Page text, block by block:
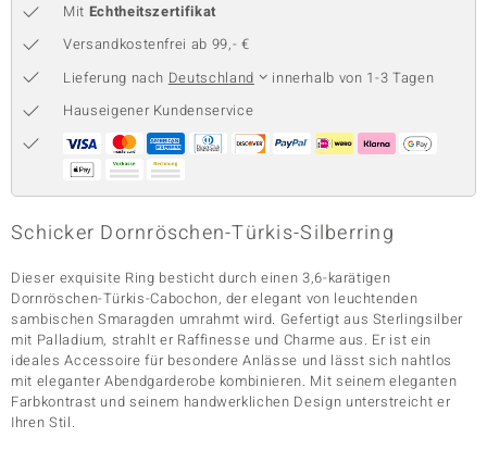
Collection
Classics
Mit Echtheitszertifikat
Versandkostenfrei ab 99,- €
Lieferung nach Deutschland
innerhalb von 1-3 Tagen
Hauseigener Kundenservice
Schicker Dornröschen-Türkis-Silberring
Dieser exquisite Ring besticht durch einen 3,6-karätigen
Dornröschen-Türkis-Cabochon, der elegant von leuchtenden
sambischen Smaragden umrahmt wird. Gefertigt aus Sterlingsilber
mit Palladium, strahlt er Raffinesse und Charme aus. Er ist ein
ideales Accessoire für besondere Anlässe und lässt sich nahtlos
mit eleganter Abendgarderobe kombinieren. Mit seinem eleganten
Farbkontrast und seinem handwerklichen Design unterstreicht er
Ihren Stil.